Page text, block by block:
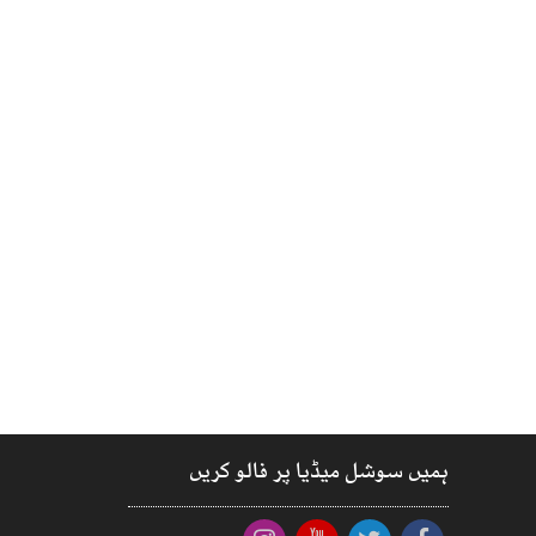
ہمیں سوشل میڈیا پر فالو کریں